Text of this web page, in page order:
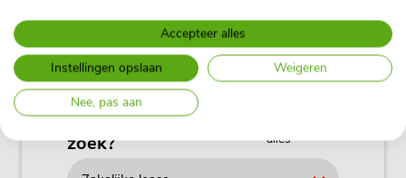
Waar ben je naar op
zoek?
alles
Accepteer alles
Instellingen opslaan
Weigeren
Nee, pas aan